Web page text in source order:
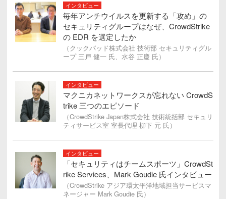
インタビュー
毎年アンチウイルスを更新する「攻め」の
セキュリティグループはなぜ、CrowdStrike
の EDR を選定したか
（クックパッド株式会社 技術部 セキュリティグル
ープ 三戸 健一 氏、水谷 正慶 氏）
インタビュー
マクニカネットワークスが忘れない CrowdS
trike 三つのエピソード
（CrowdStrike Japan株式会社 技術統括部 セキュリ
ティサービス室 室長代理 柳下 元 氏）
インタビュー
「セキュリティはチームスポーツ」CrowdSt
rike Services、Mark Goudie 氏インタビュー
（CrowdStrike アジア環太平洋地域担当サービスマ
ネージャー Mark Goudie 氏）